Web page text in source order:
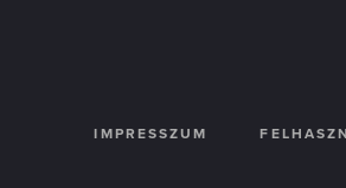
IMPRESSZUM